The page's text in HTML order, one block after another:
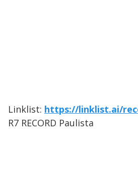
Linklist: https://linklist.ai/
R7 RECORD Paulista